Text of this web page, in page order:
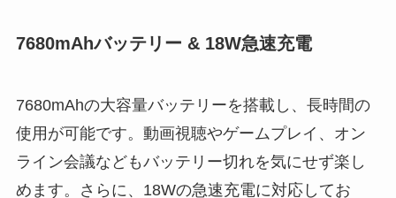
7680mAhバッテリー & 18W急速充電
7680mAhの大容量バッテリーを搭載し、長時間の
使用が可能です。動画視聴やゲームプレイ、オン
ライン会議などもバッテリー切れを気にせず楽し
めます。さらに、18Wの急速充電に対応してお